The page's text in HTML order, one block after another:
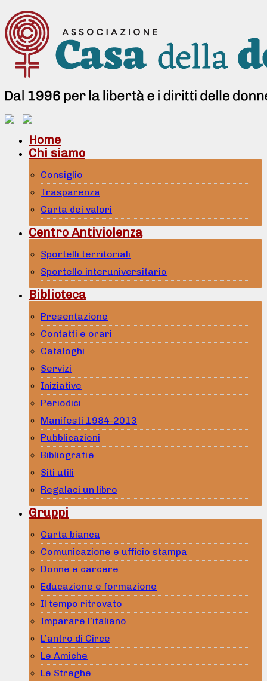
Home
Chi siamo
Consiglio
Trasparenza
Carta dei valori
Centro Antiviolenza
Sportelli territoriali
Sportello interuniversitario
Biblioteca
Presentazione
Contatti e orari
Cataloghi
Servizi
Iniziative
Periodici
Manifesti 1984-2013
Pubblicazioni
Bibliografie
Siti utili
Regalaci un libro
Gruppi
Carta bianca
Comunicazione e ufficio stampa
Donne e carcere
Educazione e formazione
Il tempo ritrovato
Imparare l’italiano
L’antro di Circe
Le Amiche
Le Streghe